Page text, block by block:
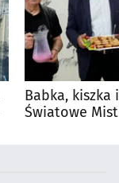
Babka, kiszka
Światowe